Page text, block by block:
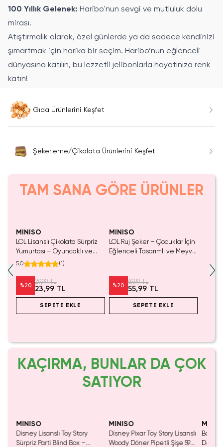
100 Yıllık Gelenek: Haribo'nun sevgi ve mutluluk dolu
mirası.
Atıştırmalık olarak, özel günlerde ya da sadece kendinizi
şımartmak için harika bir seçim. Haribo’nun eğlenceli
dünyasına katılın, bu lezzetli jelibonlarla hayatınıza renk
katın!
Gıda Ürünlerini Keşfet
Şekerleme/Çikolata Ürünlerini Keşfet
TAM SANA GÖRE ÜRÜNLER
MINISO
LOL Lisanslı Çikolata Sürpriz
Yumurtası – Oyuncaklı ve
Lezzetli Sürpriz Yumurta
5.0 (1 )
%20
29,99 TL
23,99 TL
SEPETE EKLE
MINISO
LOL Ruj Şeker – Çocuklar İçin
Eğlenceli Tasarımlı ve Meyve
%20
69,99 TL
55,99 TL
SEPETE EKLE
KAÇIRMA, BUNLAR DA ÇOK
SATIYOR
MINISO
Disney Lisanslı Toy Story
Sürpriz Parti Blind Box –
MINISO
Disney Pixar Toy Story Lisanslı
Woody Döner Pipetli Şişe 590
Barbie